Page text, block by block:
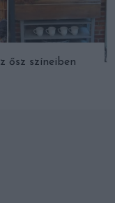
ősz színeiben